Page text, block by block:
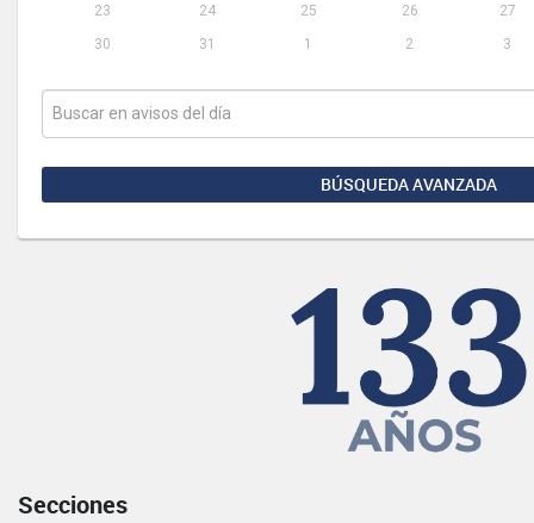
23
24 25 26
27
30
31 1 2 3
BÚSQUEDA AVANZADA
Secciones